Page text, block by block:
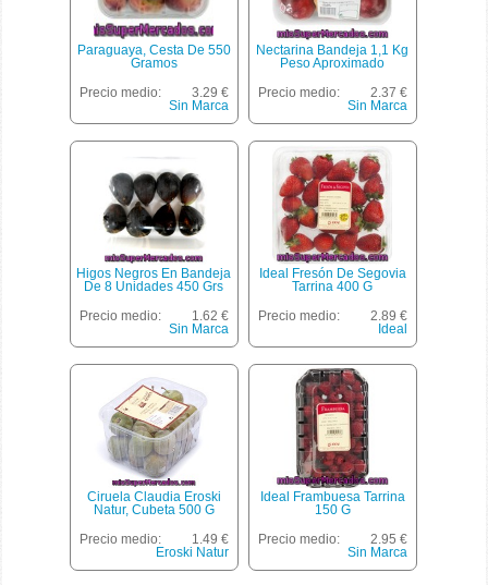
Paraguaya, Cesta De 550
Gramos
Precio medio:
3.29 €
Sin Marca
Nectarina Bandeja 1,1 Kg
Peso Aproximado
Precio medio:
2.37 €
Sin Marca
Higos Negros En Bandeja
De 8 Unidades 450 Grs
Precio medio:
1.62 €
Sin Marca
Ideal Fresón De Segovia
Tarrina 400 G
Precio medio:
2.89 €
Ideal
Ciruela Claudia Eroski
Natur, Cubeta 500 G
Precio medio:
1.49 €
Eroski Natur
Ideal Frambuesa Tarrina
150 G
Precio medio:
2.95 €
Sin Marca